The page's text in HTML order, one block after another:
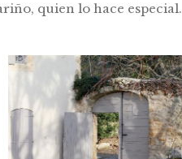
quien lo hace especial.